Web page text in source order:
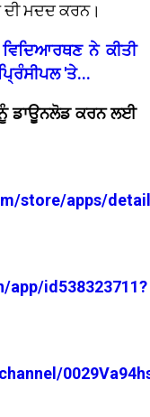
ਦੀ ਮਦਦ ਕਰਨ।
ਨੇ ਕੀਤੀ
'ਤੇ...
ਡਾਊਨਲੋਡ ਕਰਨ ਲਈ
store/apps/
app/id538323711?